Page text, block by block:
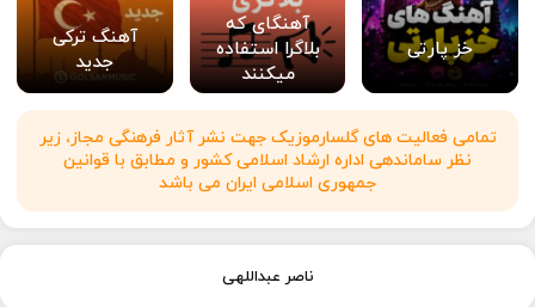
خز پارتی
آهنگای که
بلاگرا استفاده
میکنند
آهنگ ترکی
جدید
تمامی فعالیت های گلسارموزیک جهت نشر آثار فرهنگی مجاز، زیر
نظر ساماندهی اداره ارشاد اسلامی کشور و مطابق با قوانین
جمهوری اسلامی ایران می باشد
ناصر عبداللهی